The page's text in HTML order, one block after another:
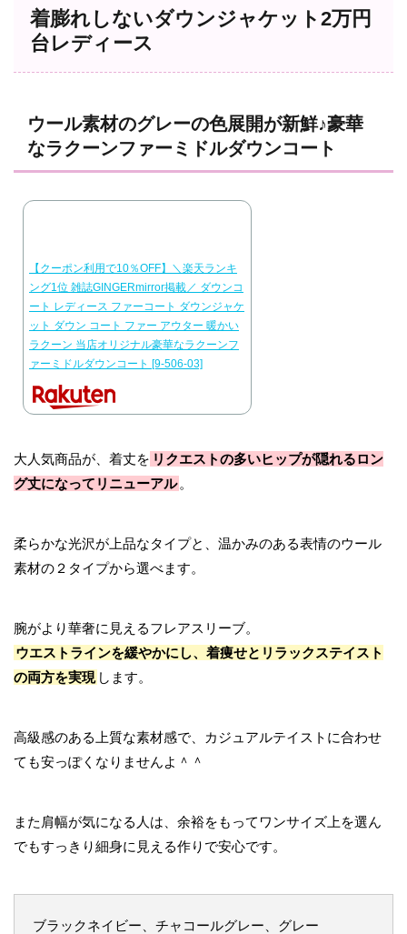
着膨れしないダウンジャケット2万円
台レディース
ウール素材のグレーの色展開が新鮮♪豪華
なラクーンファーミドルダウンコート
【クーポン利用で10％OFF】＼楽天ランキ
ング1位 雑誌GINGERmirror掲載／ ダウンコ
ート レディース ファーコート ダウンジャケ
ット ダウン コート ファー アウター 暖かい
ラクーン 当店オリジナル豪華なラクーンフ
ァーミドルダウンコート [9-506-03]
大人気商品が、着丈を リクエストの多いヒップが隠れるロン
グ丈になってリニューアル 。
柔らかな光沢が上品なタイプと、温かみのある表情のウール
素材の２タイプから選べます。
腕がより華奢に見えるフレアスリーブ。
ウエストラインを緩やかにし、着痩せとリラックステイスト
の両方を実現 します。
高級感のある上質な素材感で、カジュアルテイストに合わせ
ても安っぽくなりませんよ＾＾
また肩幅が気になる人は、余裕をもってワンサイズ上を選ん
でもすっきり細身に見える作りで安心です。
ブラックネイビー、チャコールグレー、グレー